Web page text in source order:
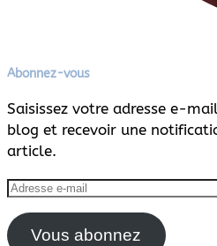
Abonnez-vous
Saisissez votre adresse e-
blog et recevoir une
article.
Adresse
mailVous abonnez